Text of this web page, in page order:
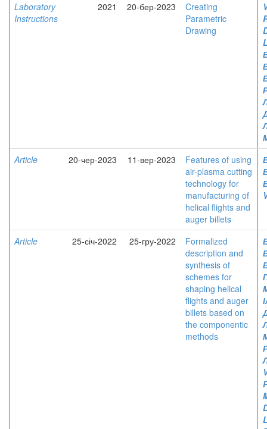
Laboratory
Instructions
2021 20-бер-2023
Creating
Parametric
Drawing
Article
20-чер-2023 11-вер-2023
Features of using
air-plasma cutting
technology for
manufacturing of
helical flights and
auger billets
Article 25-січ-2022 25-гру-2022
Formalized
description and
synthesis of
schemes for
shaping helical
flights and auger
billets based on
the componentic
methods